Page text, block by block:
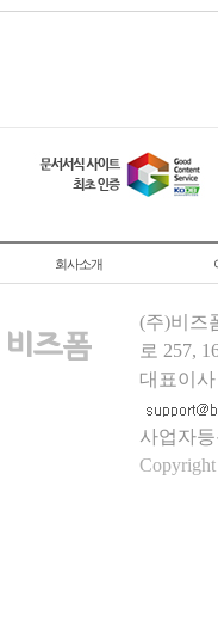
회사소개
(주)비즈
로 257,
대표이사
사업자